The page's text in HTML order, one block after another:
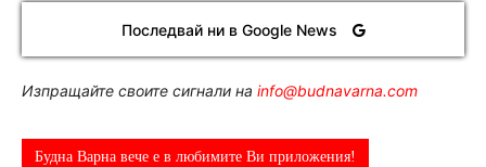
Последвай ни в Google News
Изпращайте своите сигнали на info@budnavarna.com
Будна Варна вече е в любимите Ви приложения!